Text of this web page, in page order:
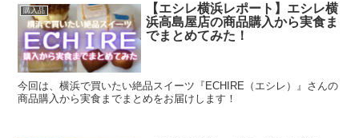
購入品
【エシレ横浜レポート】エシレ横
浜高島屋店の商品購入から実食ま
でまとめてみた！
今回は、横浜で買いたい絶品スイーツ『ECHIRE（エシレ）』さんの
商品購入から実食までまとめをお届けします！